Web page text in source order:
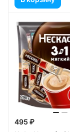
495 ₽